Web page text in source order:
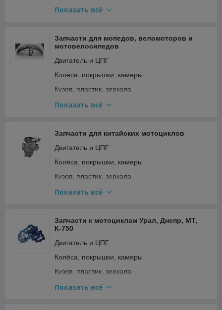
Прочее
Сёдла и подседельные штыри
Тормозная система
Трансмиссия (цепи, звёзды, переключатели)
Показать всё
Запчасти для мопедов, веломоторов и
мотовелосипедов
Двигатель и ЦПГ
Колёса, покрышки, камеры
Кузов, пластик, зеркала
Освещение и поворотники
Прочее
Ремкомплекты, прокладки, подшипники
Сиденья
Стартер и кикстартер
Топливная система и карбюратор
Трансмиссия (сцепление, вариатор, цепи)
Фильтры
Электрооборудование и зажигание
Показать всё
Запчасти для китайских мотоциклов
Двигатель и ЦПГ
Колёса, покрышки, камеры
Кузов, пластик, зеркала
Освещение и поворотники
Прочее
Сиденья
Стартер и кикстартер
Топливная система и карбюратор
Тормозная система
Показать всё
Запчасти к мотоциклам Урал, Днепр, МТ,
К-750
Двигатель и ЦПГ
Колёса, покрышки, камеры
Кузов, пластик, зеркала
Освещение и поворотники
Показать всё